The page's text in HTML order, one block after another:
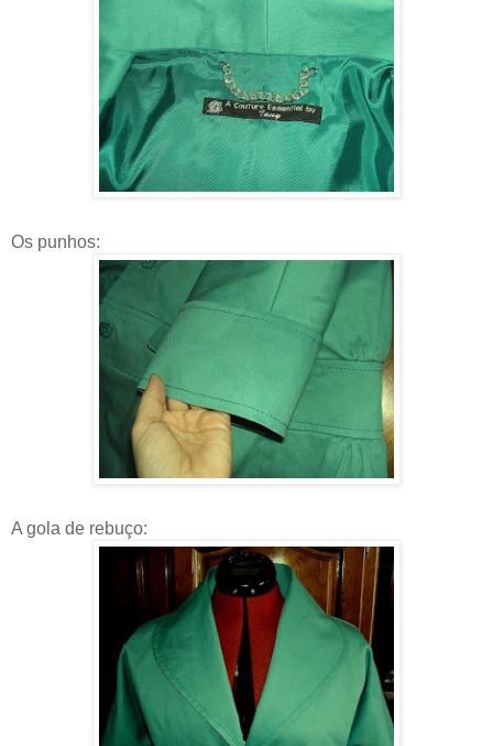
Os punhos:
A gola de rebuço: